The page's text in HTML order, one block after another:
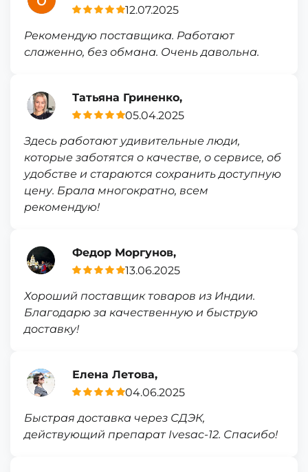
12.07.2025
Рекомендую поставщика. Работают
слаженно, без обмана. Очень давольна.
Татьяна Гриненко,
05.04.2025
Здесь работают удивительные люди,
которые заботятся о качестве, о сервисе, об
удобстве и стараются сохранить доступную
цену. Брала многократно, всем
рекомендую!
Федор Моргунов,
13.06.2025
Хороший поставщик товаров из Индии.
Благодарю за качественную и быструю
доставку!
Елена Летова,
04.06.2025
Быстрая доставка через СДЭК,
действующий препарат Ivesac-12. Спасибо!